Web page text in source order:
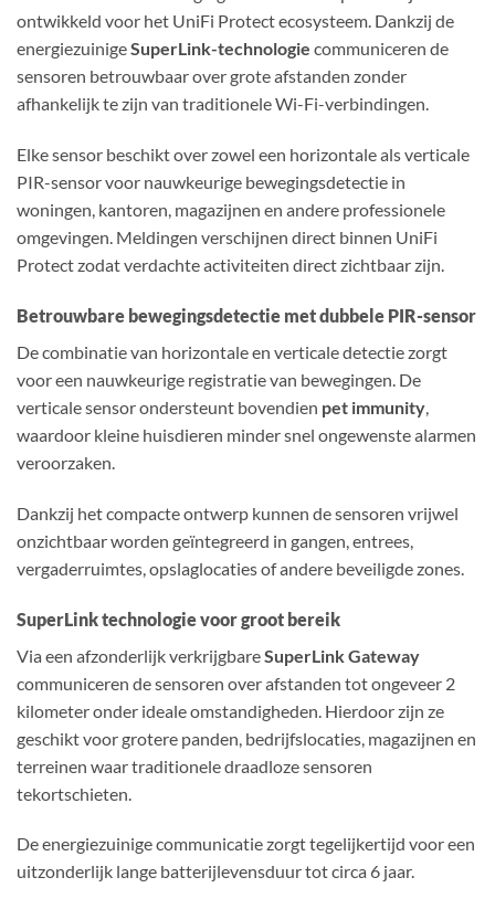
ontwikkeld voor het UniFi Protect ecosysteem. Dankzij de
energiezuinigeSuperLink-technologie communiceren de
sensoren betrouwbaar over grote afstanden zonder
afhankelijk te zijn van traditionele Wi-Fi-verbindingen.
Elke sensor beschikt over zowel een horizontale als verticale
PIR-sensor voor nauwkeurige bewegingsdetectie in
woningen, kantoren, magazijnen en andere professionele
omgevingen. Meldingen verschijnen direct binnen UniFi
Protect zodat verdachte activiteiten direct zichtbaar zijn.
Betrouwbare bewegingsdetectie met dubbele PIR-sensor
De combinatie van horizontale en verticale detectie zorgt
voor een nauwkeurige registratie van bewegingen. De
verticale sensor ondersteunt bovendien pet immunity,
waardoor kleine huisdieren minder snel ongewenste alarmen
veroorzaken.
Dankzij het compacte ontwerp kunnen de sensoren vrijwel
onzichtbaar worden geïntegreerd in gangen, entrees,
vergaderruimtes, opslaglocaties of andere beveiligde zones.
SuperLink technologie voor groot bereik
Via een afzonderlijk verkrijgbareSuperLink Gateway
communiceren de sensoren over afstanden tot ongeveer 2
kilometer onder ideale omstandigheden. Hierdoor zijn ze
geschikt voor grotere panden, bedrijfslocaties, magazijnen en
terreinen waar traditionele draadloze sensoren
tekortschieten.
De energiezuinige communicatie zorgt tegelijkertijd voor een
uitzonderlijk lange batterijlevensduur tot circa 6 jaar.